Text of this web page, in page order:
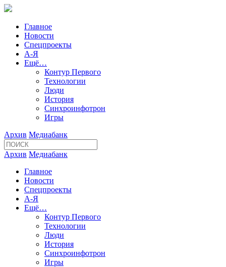
Главное
Новости
Спецпроекты
А-Я
Ещё…
Контур Первого
Технологии
Люди
История
Синхроинфотрон
Игры
Архив Медиабанк
Архив Медиабанк
Главное
Новости
Спецпроекты
А-Я
Ещё…
Контур Первого
Технологии
Люди
История
Синхроинфотрон
Игры